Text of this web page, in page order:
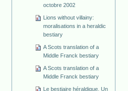
octobre 2002
Lions without villainy:
moralisations in a heraldic
bestiary
A Scots translation of a
Middle Franck bestiary
A Scots translation of a
Middle Franck bestiary
Le bestiaire héraldique. Un